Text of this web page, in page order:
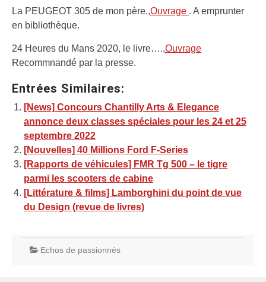
La PEUGEOT 305 de mon père.,Ouvrage . A emprunter
en bibliothèque.
24 Heures du Mans 2020, le livre….,Ouvrage
Recommnandé par la presse.
Entrées Similaires:
[News] Concours Chantilly Arts & Elegance
annonce deux classes spéciales pour les 24 et 25
septembre 2022
[Nouvelles] 40 Millions Ford F-Series
[Rapports de véhicules] FMR Tg 500 – le tigre
parmi les scooters de cabine
[Littérature & films] Lamborghini du point de vue
du Design (revue de livres)
Echos de passionnés